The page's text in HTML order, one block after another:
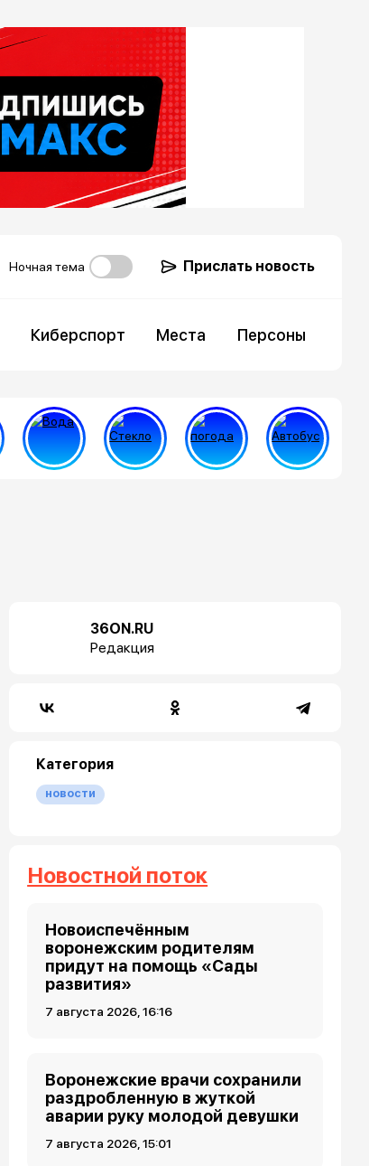
Ночная тема Прислать новость
Киберспорт Места Персоны
36ON.RU
Редакция
Категория
новости
Новостной поток
Новоиспечённым
воронежским родителям
придут на помощь «Сады
развития»
7 августа 2026, 16:16
Воронежские врачи сохранили
раздробленную в жуткой
аварии руку молодой девушки
7 августа 2026, 15:01